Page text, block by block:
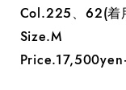
Col.225、62(着
Size.M